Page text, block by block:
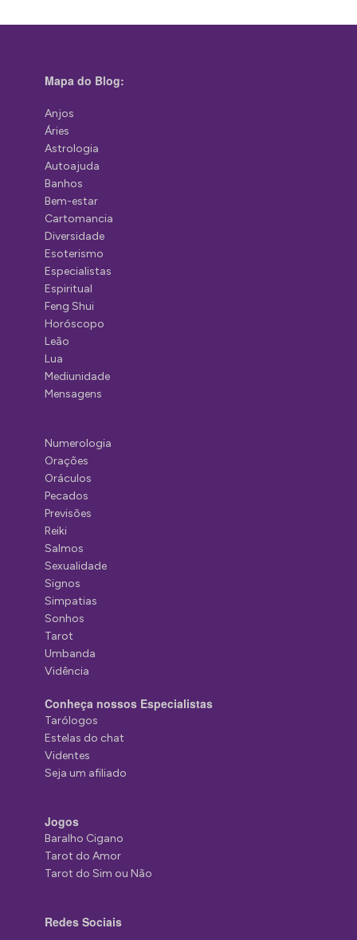
Mapa do Blog:
Anjos
Áries
Astrologia
Autoajuda
Banhos
Bem-estar
Cartomancia
Diversidade
Esoterismo
Especialistas
Espiritual
Feng Shui
Horóscopo
Leão
Lua
Mediunidade
Mensagens
Numerologia
Orações
Oráculos
Pecados
Previsões
Reiki
Salmos
Sexualidade
Signos
Simpatias
Sonhos
Tarot
Umbanda
Vidência
Conheça nossos Especialistas
Tarólogos
Estelas do chat
Videntes
Seja um afiliado
Jogos
Baralho Cigano
Tarot do Amor
Tarot do Sim ou Não
Redes Sociais